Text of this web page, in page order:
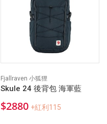
Fjallraven 小狐狸
Skule 24 後背包 海軍藍
$2880 +紅利115